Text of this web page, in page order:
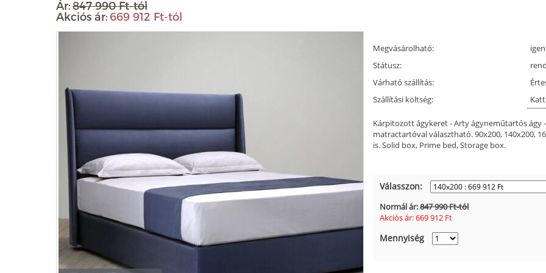
Ár:847 990 Ft-tól
Akciós ár: 669 912 Ft-tól
Megvásárolható:
igen
Státusz:
Várható szállítás:
Szállítási költség:
Kárpitozott ágykeret - Arty ágyneműtartós ágy
matractartóval választható. 90x200, 140x200,
is. Solid box, Prime bed, Storage box.
Válasszon:
Normál ár:847 990 Ft-tól
Akciós ár:669 912 Ft
Mennyiség